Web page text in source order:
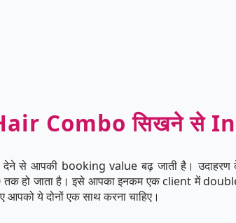
Combo सिखने से
से आपकी booking value बढ़ जाती है। उदाहरण
हो जाता है। इसे आपका इनकम एक client में
आपको ये दोनों एक साथ करना चाहिए।